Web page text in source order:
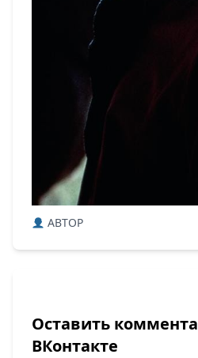
ABTOP
Оставить
ВКонтакте